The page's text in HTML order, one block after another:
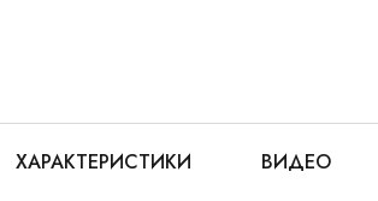
ХАРАКТЕРИСТИКИ ВИДЕО